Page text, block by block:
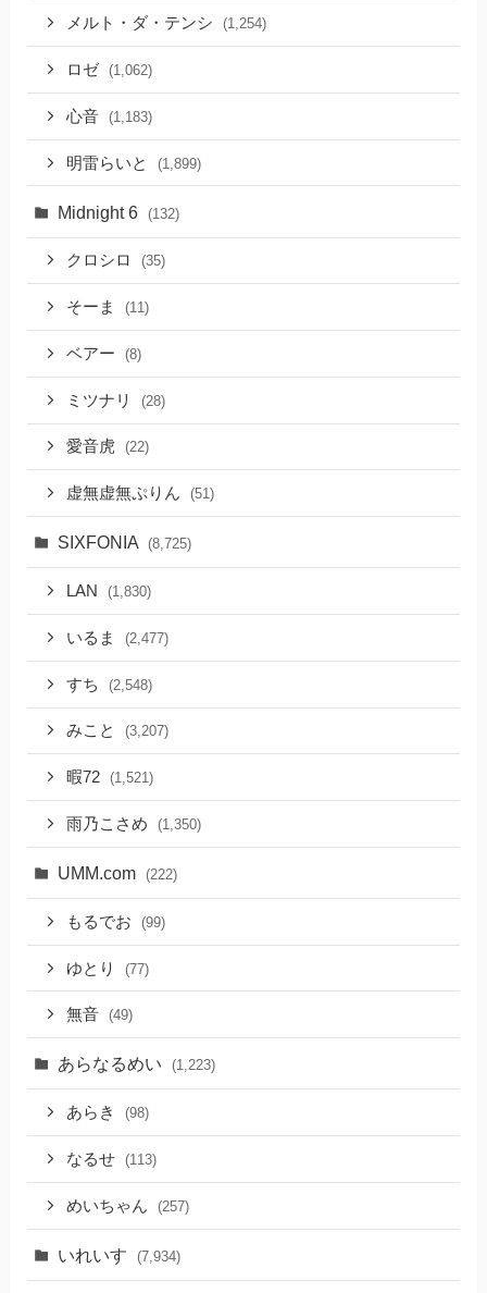
メルト・ダ・テンシ (1,254)
ロゼ (1,062)
心音 (1,183)
明雷らいと (1,899)
Midnight 6 (132)
クロシロ (35)
そーま (11)
ベアー (8)
ミツナリ (28)
愛音虎 (22)
虚無虚無ぷりん (51)
SIXFONIA (8,725)
LAN (1,830)
いるま (2,477)
すち (2,548)
みこと (3,207)
暇72 (1,521)
雨乃こさめ (1,350)
UMM.com (222)
もるでお (99)
ゆとり (77)
無音 (49)
あらなるめい (1,223)
あらき (98)
なるせ (113)
めいちゃん (257)
いれいす (7,934)